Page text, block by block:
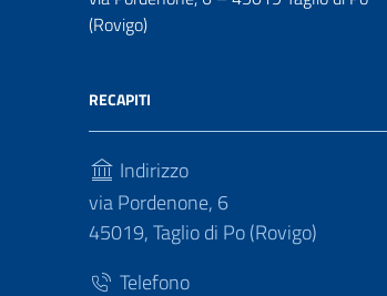
(Rovigo)
RECAPITI
Indirizzo
via Pordenone, 6
45019, Taglio di Po (Rovigo)
Telefono